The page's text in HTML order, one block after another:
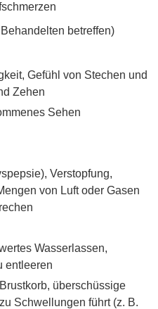
betreffen)
Gefühl von Stechen und
Zehen
Sehen
Verstopfung,
von Luft oder Gasen
Wasserlassen,
entleeren
überschüssige
Schwellungen führt (z. B.